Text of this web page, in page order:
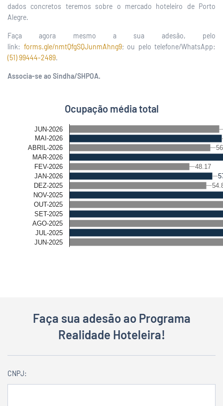
dados concretos teremos sobre o mercado hoteleiro de Porto
Alegre.
Faça agora mesmo a sua adesão, pelo
link: forms.gle/nmtQfgSQJunmAhng9; ou pelo telefone/WhatsApp:
(51) 99444-2489.
Associa-se ao Sindha/SHPOA.
Ocupação média total
JUN-2026
MAI-2026
ABRIL-2026
MAR-2026
FEV-2026
JAN-2026
DEZ-2025
NOV-2025
OUT-2025
SET-2025
AGO-2025
JUL-2025
JUN-2025
48.17
48.17
Faça sua adesão ao Programa
Realidade Hoteleira!
CNPJ: